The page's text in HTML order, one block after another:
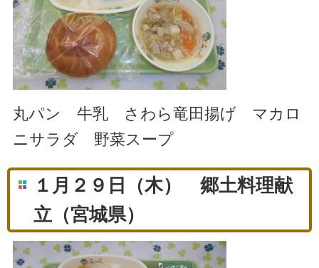
丸パン 牛乳 さわら竜田揚げ マカロ
ニサラダ 野菜スープ
１月２９日（木） 郷土料理献
立（宮城県）